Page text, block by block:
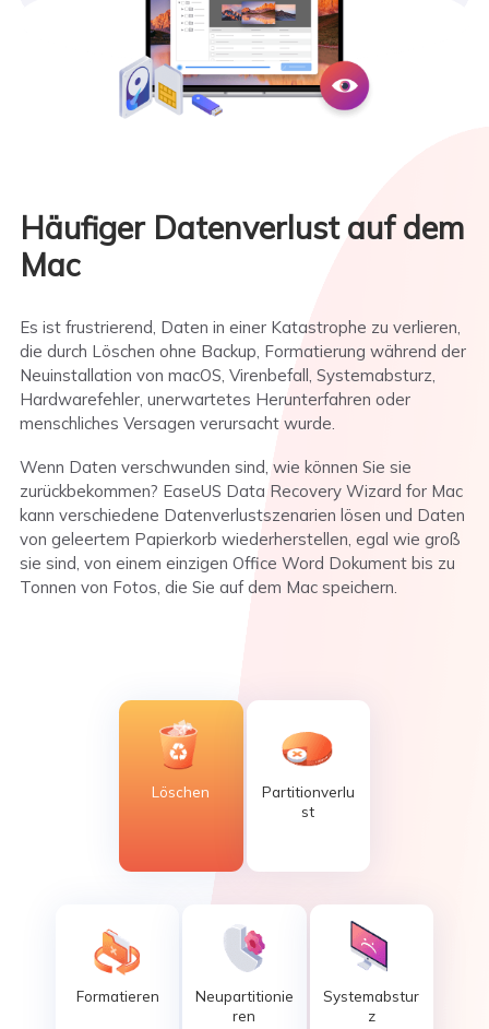
Häufiger Datenverlust auf dem
Mac
Es ist frustrierend, Daten in einer Katastrophe zu verlieren,
die durch Löschen ohne Backup, Formatierung während der
Neuinstallation von macOS, Virenbefall, Systemabsturz,
Hardwarefehler, unerwartetes Herunterfahren oder
menschliches Versagen verursacht wurde.
Wenn Daten verschwunden sind, wie können Sie sie
zurückbekommen? EaseUS Data Recovery Wizard for Mac
kann verschiedene Datenverlustszenarien lösen und Daten
von geleertem Papierkorb wiederherstellen, egal wie groß
sie sind, von einem einzigen Office Word Dokument bis zu
Tonnen von Fotos, die Sie auf dem Mac speichern.
Löschen
Partitionverlu
st
Formatieren
Neupartitionie
ren
Systemabstur
z